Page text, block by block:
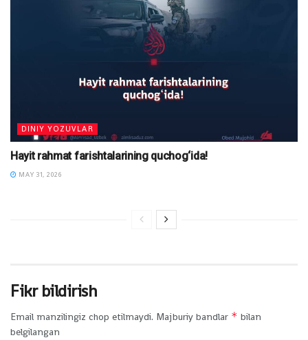
DINIY YOZUVLAR
Hayit rahmat farishtalarining quchog‘ida!
MAY 31, 2026
Fikr bildirish
Email manzilingiz chop etilmaydi. Majburiy bandlar * bilan
belgilangan